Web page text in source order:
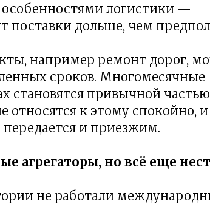
логистики —
поставки дольше, чем
например ремонт дорог,
сроков. Многомесячные
становятся привычной частью
относятся к этому спокойно, и
и приезжим.
агрегаторы, но всё еще
не работали